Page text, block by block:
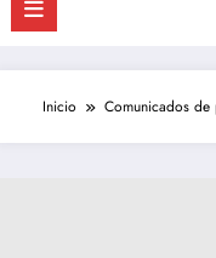
Inicio Comunicados de